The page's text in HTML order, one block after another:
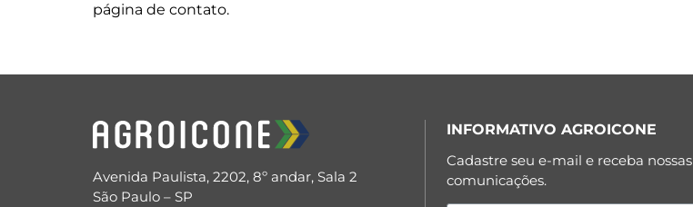
página de contato.
Avenida Paulista, 2202, 8º andar, Sala 2
São Paulo – SP
INFORMATIVO AGROICONE
Cadastre seu e-mail e receba nossas
comunicações.